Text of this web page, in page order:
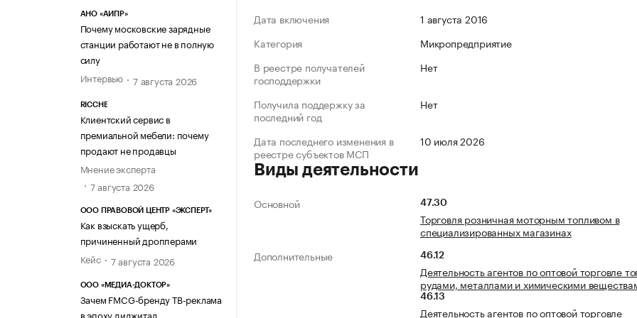
АНО «АИПР»
Почему московские зарядные
станции работают не в полную
силу
Интервью
7 августа 2026
RICCHE
Клиентский сервис в
премиальной мебели: почему
продают не продавцы
Мнение эксперта
7 августа 2026
ООО ПРАВОВОЙ ЦЕНТР «ЭКСПЕРТ»
Как взыскать ущерб,
причиненный дропперами
Кейс
7 августа 2026
ООО «МЕДИА-ДОКТОР»
Зачем FMCG-бренду ТВ-реклама
в эпоху диджитал
Дата включения
1 августа 2016
Категория
Микропредприятие
В реестре получателей
господдержки
Нет
Получила поддержку за
последний год
Нет
Дата последнего изменения в
реестре субъектов МСП
10 июля 2026
Виды деятельности
Основной 47.30
Торговля розничная моторным топливом в
специализированных магазинах
Дополнительные
46.12
Деятельность агентов по оптовой торговле
рудами, металлами и химическими
46.13
Деятельность агентов по оптовой торговле